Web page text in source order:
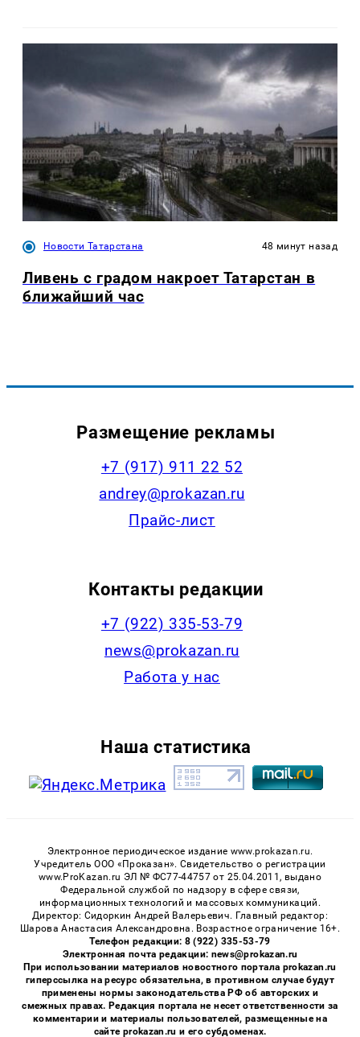
Новости Татарстана 48 минут назад
Ливень с градом накроет Татарстан в
ближайший час
Размещение рекламы
+7 (917) 911 22 52
andrey@prokazan.ru
Прайс-лист
Контакты редакции
+7 (922) 335-53-79
news@prokazan.ru
Работа у нас
Наша статистика
Электронное периодическое издание www.prokazan.ru.
Учредитель ООО «Проказан». Cвидетельство о регистрации
www.ProKazan.ru ЭЛ № ФС77-44757 от 25.04.2011, выдано
Федеральной службой по надзору в сфере связи,
информационных технологий и массовых коммуникаций.
Директор: Сидоркин Андрей Валерьевич. Главный редактор:
Шарова Анастасия Александровна. Возрастное ограничение 16+.
Телефон редакции: 8 (922) 335-53-79
Электронная почта редакции: news@prokazan.ru
При использовании материалов новостного портала prokazan.ru
гиперссылка на ресурс обязательна, в противном случае будут
применены нормы законодательства РФ об авторских и
смежных правах. Редакция портала не несет ответственности за
комментарии и материалы пользователей, размещенные на
сайте prokazan.ru и его субдоменах.